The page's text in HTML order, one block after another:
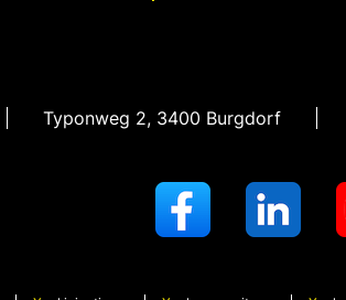
Typonweg 2, 3400 Burgdorf